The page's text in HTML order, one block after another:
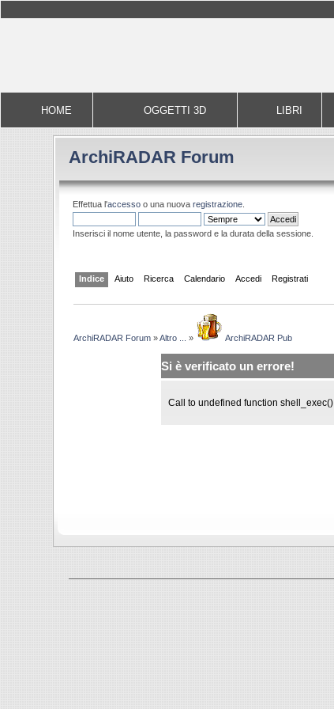
HOME OGGETTI 3D LIBRI
ArchiRADAR Forum
Effettua l'accesso o una nuovaregistrazione.
Inserisci il nome utente, la password e la durata della sessione.
Indice Aiuto Ricerca Calendario Accedi Registrati
ArchiRADAR Forum »Altro ... » ArchiRADAR Pub
Si è verificato un errore!
Call to undefined function shell_exec()